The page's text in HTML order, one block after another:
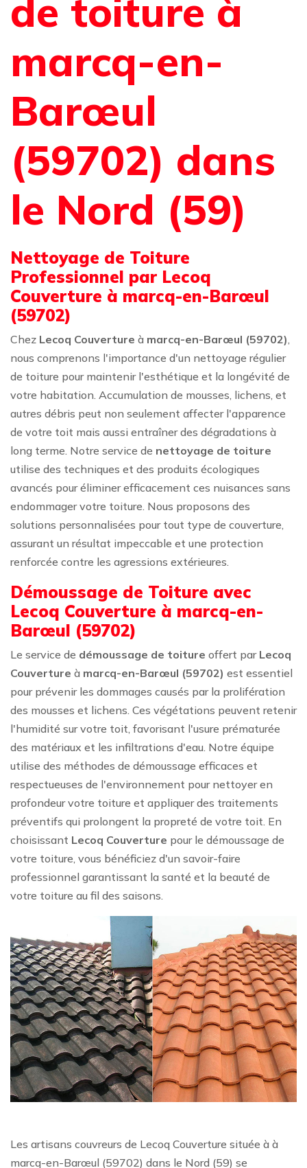
de toiture à
marcq-en-
Barœul
(59702) dans
le Nord (59)
Nettoyage de Toiture
Professionnel par Lecoq
Couverture à marcq-en-Barœul
(59702)
Chez Lecoq Couverture à marcq-en-Barœul (59702),
nous comprenons l'importance d'un nettoyage régulier
de toiture pour maintenir l'esthétique et la longévité de
votre habitation. Accumulation de mousses, lichens, et
autres débris peut non seulement affecter l'apparence
de votre toit mais aussi entraîner des dégradations à
long terme. Notre service de nettoyage de toiture
utilise des techniques et des produits écologiques
avancés pour éliminer efficacement ces nuisances sans
endommager votre toiture. Nous proposons des
solutions personnalisées pour tout type de couverture,
assurant un résultat impeccable et une protection
renforcée contre les agressions extérieures.
Démoussage de Toiture avec
Lecoq Couverture à marcq-en-
Barœul (59702)
Le service de démoussage de toiture offert par Lecoq
Couverture à marcq-en-Barœul (59702) est essentiel
pour prévenir les dommages causés par la prolifération
des mousses et lichens. Ces végétations peuvent retenir
l'humidité sur votre toit, favorisant l'usure prématurée
des matériaux et les infiltrations d'eau. Notre équipe
utilise des méthodes de démoussage efficaces et
respectueuses de l'environnement pour nettoyer en
profondeur votre toiture et appliquer des traitements
préventifs qui prolongent la propreté de votre toit. En
choisissant Lecoq Couverture pour le démoussage de
votre toiture, vous bénéficiez d'un savoir-faire
professionnel garantissant la santé et la beauté de
votre toiture au fil des saisons.
Les artisans couvreurs de Lecoq Couverture située à à
marcq-en-Barœul (59702) dans le Nord (59) se